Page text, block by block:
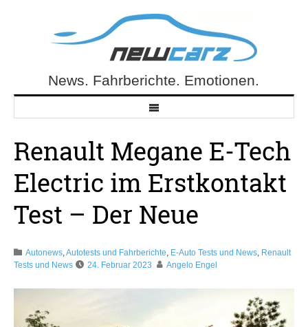
NewCarz.deNews. Fahrberichte. Emotionen.
Renault Megane E-Tech
Electric im Erstkontakt
Test – Der Neue
Autonews,Autotests und Fahrberichte, E-Auto Tests und News, Renault
Tests und News
24. Februar 2023 Angelo Engel